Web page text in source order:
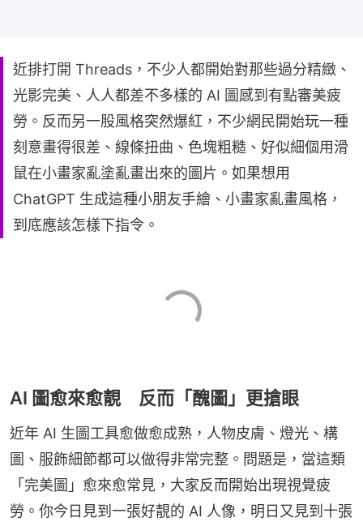
近排打開 Threads，不少人都開始對那些過分精緻、
光影完美、人人都差不多樣的 AI 圖感到有點審美疲
勞。反而另一股風格突然爆紅，不少網民開始玩一種
刻意畫得很差、線條扭曲、色塊粗糙、好似細個用滑
鼠在小畫家亂塗亂畫出來的圖片。如果想用
ChatGPT 生成這種小朋友手繪、小畫家亂畫風格，
到底應該怎樣下指令。
AI 圖愈來愈靚 反而「醜圖」更搶眼
近年 AI 生圖工具愈做愈成熟，人物皮膚、燈光、構
圖、服飾細節都可以做得非常完整。問題是，當這類
「完美圖」愈來愈常見，大家反而開始出現視覺疲
勞。你今日見到一張好靚的 AI 人像，明日又見到十張